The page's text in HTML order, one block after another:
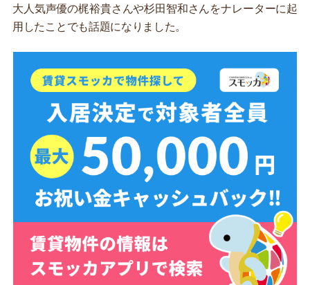
大人気声優の梶裕貴さんや杉田智和さんをナレーターに起
用したことでも話題になりました。